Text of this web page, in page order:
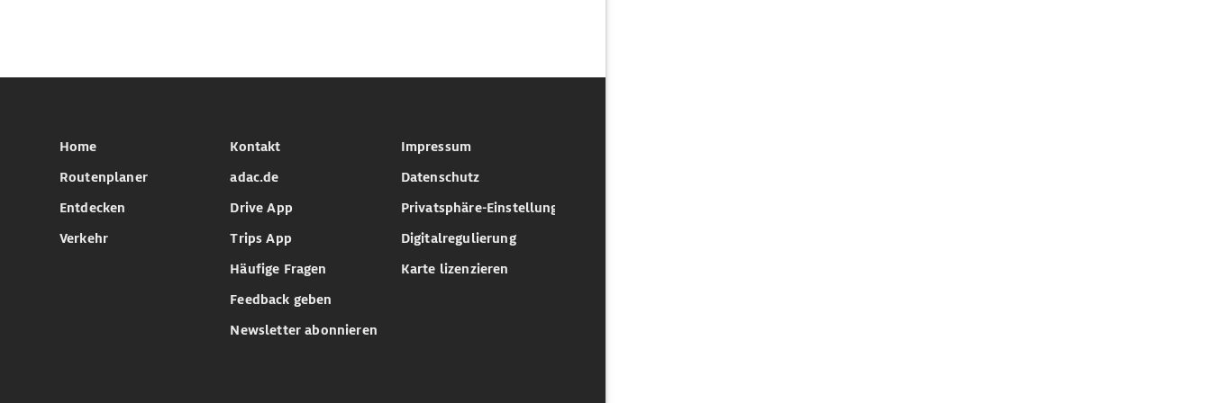
Home
Routenplaner
Entdecken
Verkehr
Kontakt
adac.de
Drive App
Trips App
Häufige Fragen
Feedback geben
Newsletter abonnieren
Impressum
Datenschutz
Privatsphäre-Einstellungen
Digitalregulierung
Karte lizenzieren